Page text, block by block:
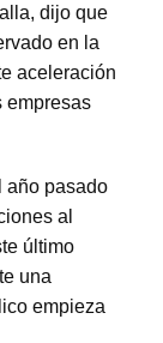
dijo que
en la
aceleración
empresas
año pasado
al
último
una
empieza